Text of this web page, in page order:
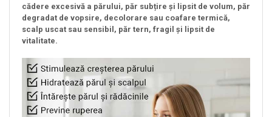
cădere excesivă a părului, păr subțire și lipsit de volum, păr
degradat de vopsire, decolorare sau coafare termică,
scalp uscat sau sensibil, păr tern, fragil și lipsit de
vitalitate.